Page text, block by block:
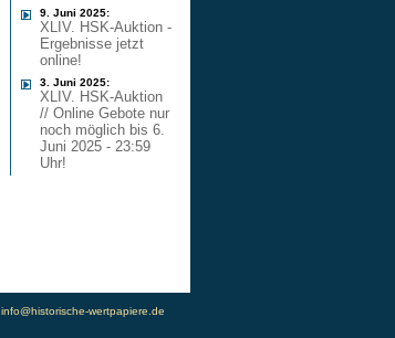
9. Juni 2025:
XLIV. HSK-Auktion -
Ergebnisse jetzt
online!
3. Juni 2025:
XLIV. HSK-Auktion
// Online Gebote nur
noch möglich bis 6.
Juni 2025 - 23:59
Uhr!
info@historische-wertpapiere.de